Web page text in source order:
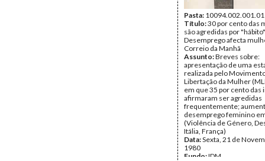
Pasta:
Título:30 por cento das
são agredidas por
Desemprego afecta
Correio da Manhã
Assunto:Breves sobre:
apresentação de uma
realizada pelo
Libertação da Mulher
em que 35 por cento das
afirmaram ser agredidas
frequentemente;
desemprego feminino
(Violência de Género,
Itália, França)
Data:Sexta, 21 de
1980
Fundo:IDM